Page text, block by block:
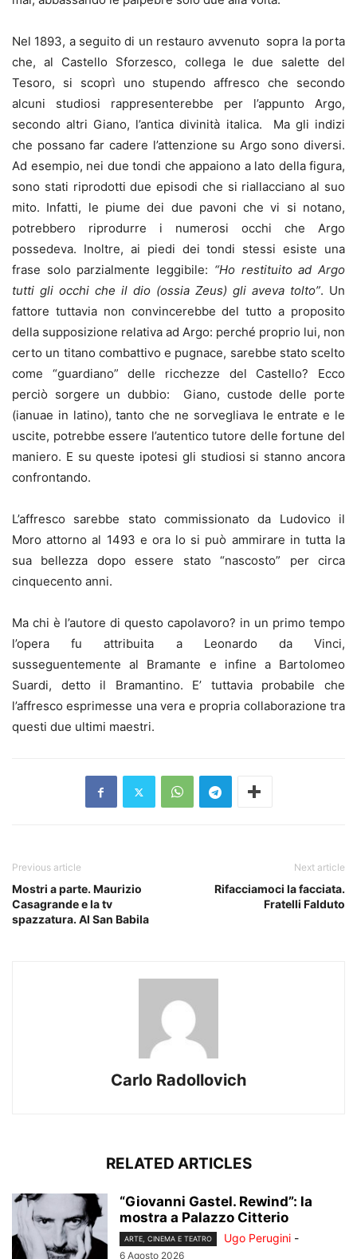
Nel 1893, a seguito di un restauro avvenuto sopra la porta
che, al Castello Sforzesco, collega le due salette del
Tesoro, si scoprì uno stupendo affresco che secondo
alcuni studiosi rappresenterebbe per l’appunto Argo,
secondo altri Giano, l’antica divinità italica. Ma gli indizi
che possano far cadere l’attenzione su Argo sono diversi.
Ad esempio, nei due tondi che appaiono a lato della figura,
sono stati riprodotti due episodi che si riallacciano al suo
mito. Infatti, le piume dei due pavoni che vi si notano,
potrebbero riprodurre i numerosi occhi che Argo
possedeva. Inoltre, ai piedi dei tondi stessi esiste una
frase solo parzialmente leggibile: “Ho restituito ad Argo
tutti gli occhi che il dio (ossia Zeus) gli aveva tolto”. Un
fattore tuttavia non convincerebbe del tutto a proposito
della supposizione relativa ad Argo: perché proprio lui, non
certo un titano combattivo e pugnace, sarebbe stato scelto
come “guardiano” delle ricchezze del Castello? Ecco
perciò sorgere un dubbio: Giano, custode delle porte
(ianuae in latino), tanto che ne sorvegliava le entrate e le
uscite, potrebbe essere l’autentico tutore delle fortune del
maniero. E su queste ipotesi gli studiosi si stanno ancora
confrontando.
L’affresco sarebbe stato commissionato da Ludovico il
Moro attorno al 1493 e ora lo si può ammirare in tutta la
sua bellezza dopo essere stato “nascosto” per circa
cinquecento anni.
Ma chi è l’autore di questo capolavoro? in un primo tempo
l’opera fu attribuita a Leonardo da Vinci,
susseguentemente al Bramante e infine a Bartolomeo
Suardi, detto il Bramantino. E’ tuttavia probabile che
l’affresco esprimesse una vera e propria collaborazione tra
questi due ultimi maestri.
Previous article
Mostri a parte. Maurizio
Casagrande e la tv
spazzatura. Al San Babila
Next article
Rifacciamoci la facciata.
Fratelli Falduto
Carlo Radollovich
RELATED ARTICLES
“Giovanni Gastel. Rewind”: la
mostra a Palazzo Citterio
ARTE, CINEMA E TEATRO Ugo Perugini -
6 Agosto 2026